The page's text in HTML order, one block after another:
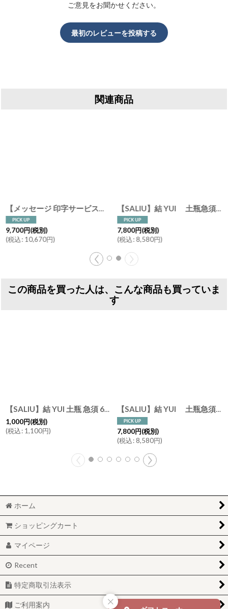
ご意見をお聞かせください。
最初のレビューを投稿する
関連商品
[3058
【メッセージ 印字サービス】【SALIU】結 YUI 土瓶 急須 330ml ギフト 5点Set 急須セット メッセージカード 茶托 陶器 磁器 白磁 美濃焼 急須 日本製 ギフトセット
9,700円(税別)
(税込: 10,670円)
【SALIU】結 YUI 土瓶急須 330ml Nature Ave.オリジナル シャンパンゴールド シルバー
7,800円(税別)
(税込: 8,580円)
この商品を買った人は、こんな商品も買っていま
す
【SALIU】結 YUI 土瓶 急須 600ml ハンドル 交換用部品セット （ハンドル・ネジ2組）
1,000円(税別)
(税込: 1,100円)
【SALIU】結 YUI 土瓶急須 330ml Nature Ave.オリジナル シャンパンゴールド シルバー
7,800円(税別)
(税込: 8,580円)
ホーム
ショッピングカート
マイページ
Recent
特定商取引法表示
ご利用案内